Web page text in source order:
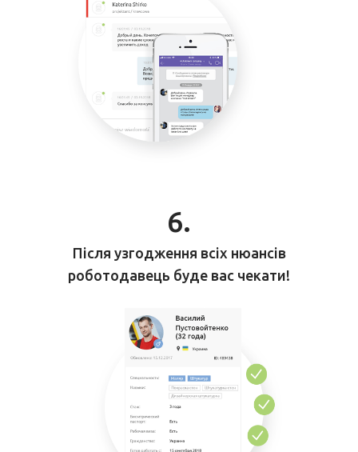
6.
Після узгодження всіх нюансів
роботодавець буде вас чекати!